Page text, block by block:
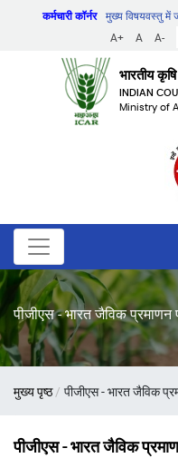
कर्मचारी कॉर्नर मुख्य विषयवस्तु में
A+
A A-
भारतीय
INDIAN
Ministry of
पीजीएस - भारत जैविक प्रमाणन
पग
मुख्य पृष्ठ पीजीएस - भारत जैविक
पीजीएस - भारत जैविक